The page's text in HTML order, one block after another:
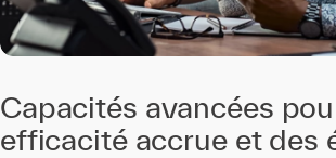
Capacités avancées
efficacité accrue et des